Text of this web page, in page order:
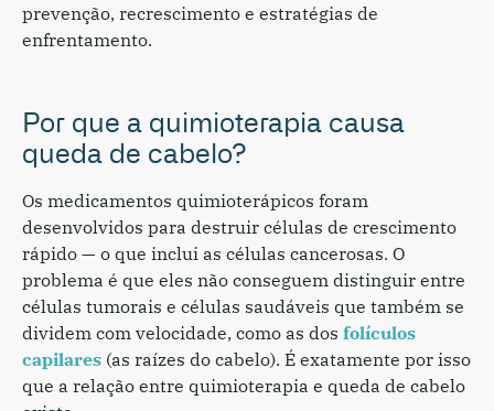
prevenção, recrescimento e estratégias de
enfrentamento.
Por que a quimioterapia causa
queda de cabelo?
Os medicamentos quimioterápicos foram
desenvolvidos para destruir células de crescimento
rápido — o que inclui as células cancerosas. O
problema é que eles não conseguem distinguir entre
células tumorais e células saudáveis que também se
dividem com velocidade, como as dos folículos
capilares (as raízes do cabelo). É exatamente por isso
que a relação entre quimioterapia e queda de cabelo